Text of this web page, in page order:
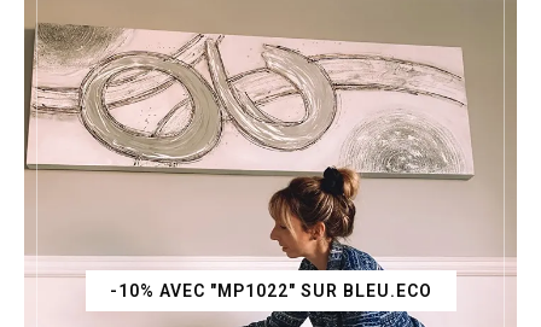
-10% AVEC "MP1022" SUR BLEU.ECO